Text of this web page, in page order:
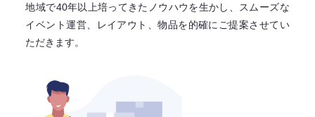
地域で40年以上培ってきたノウハウを生かし、スムーズな
イベント運営、レイアウト、物品を的確にご提案させてい
ただきます。